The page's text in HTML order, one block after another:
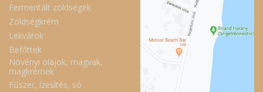
Fermentált zöldségek
Zöldségkrém
Lekvárok
Befőttek
Növényi olajok, magvak,
magkrémek
Fűszer, ízesítés, só